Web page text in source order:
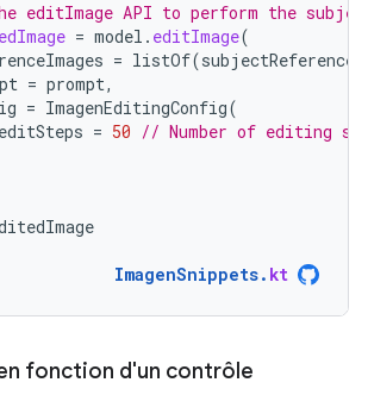
editImage API to perform the
= model . editImage(
= listOf(subjectReference
= prompt,
= ImagenEditingConfig(
editSteps = 50 // Number of editing
ImagenSnippets. kt
fonction d'un contrôle